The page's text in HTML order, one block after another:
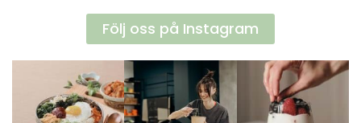
Följ oss på Instagram